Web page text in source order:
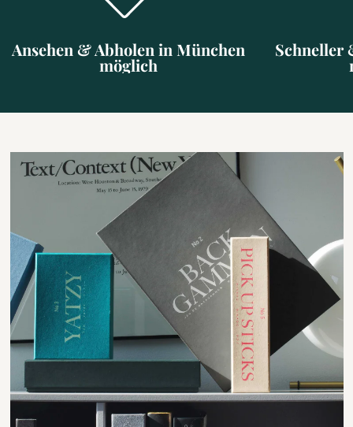
Ansehen & Abholen in München
möglich
Schneller